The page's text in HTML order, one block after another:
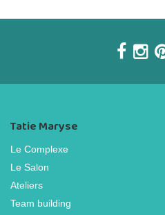
Tatie Maryse
Le Complexe
Le Salon
Ateliers
Team building